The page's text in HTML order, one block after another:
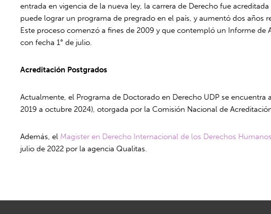
entrada en vigencia de la nueva ley, la carrera de Derecho fue
puede lograr un programa de pregrado en el país, y aumentó dos
Este proceso comenzó a fines de 2009 y que contempló un Informe de
con fecha 1° de julio.
Acreditación Postgrados
Actualmente, el Programa de Doctorado en Derecho UDP se
2019 a octubre 2024), otorgada por la Comisión Nacional de
Además, el Magister en Derecho Internacional de los Derechos Humanos
julio de 2022 por la agencia Qualitas.